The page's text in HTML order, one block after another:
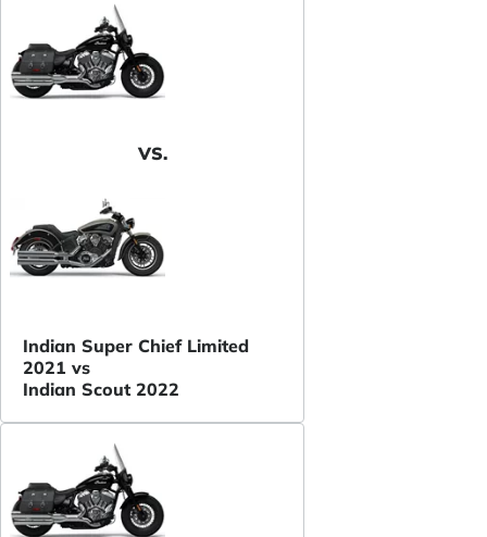
VS.
Indian Super Chief Limited
2021 vs
Indian Scout 2022